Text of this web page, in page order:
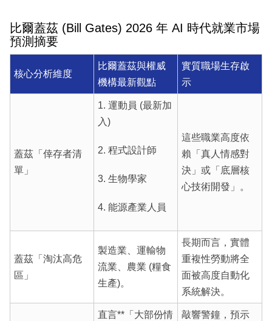
比爾蓋茲 (Bill Gates) 2026 年 AI 時代就業市場
預測摘要
核心分析維度
比爾蓋茲與權威
機構最新觀點
實質職場生存啟
示
蓋茲「倖存者清
單」
1. 運動員 (最新加
入)
2. 程式設計師
3. 生物學家
4. 能源產業人員
這些職業高度依
賴「真人情感對
決」或「底層核
心技術開發」。
蓋茲「淘汰高危
區」
製造業、運輸物
流業、農業 (糧食
生產)。
長期而言，實體
重複性勞動將全
面被高度自動化
系統解決。
直言**「大部份情
敲響警鐘，預示